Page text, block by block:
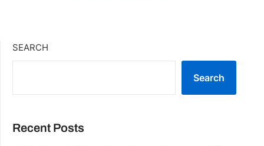
SEARCH
Search
Recent Posts